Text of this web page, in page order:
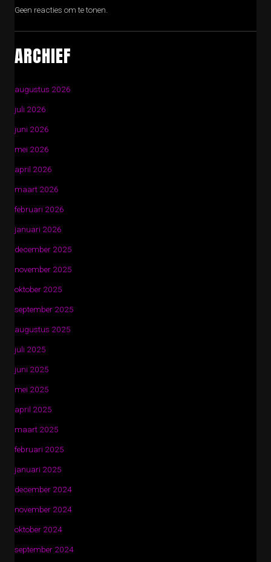
Geen reacties om te tonen.
ARCHIEF
augustus 2026
juli 2026
juni 2026
mei 2026
april 2026
maart 2026
februari 2026
januari 2026
december 2025
november 2025
oktober 2025
september 2025
augustus 2025
juli 2025
juni 2025
mei 2025
april 2025
maart 2025
februari 2025
januari 2025
december 2024
november 2024
oktober 2024
september 2024